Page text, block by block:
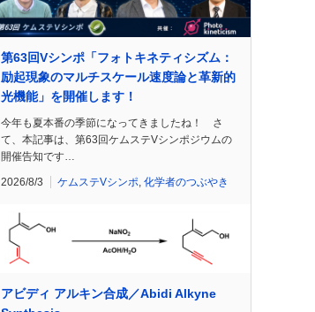
第63回Vシンポ「フォトキネティシズム：
励起現象のマルチスケール速度論と革新的
光機能」を開催します！
今年も夏本番の季節になってきましたね！ さ
て、本記事は、第63回ケムステVシンポジウムの
開催告知です…
2026/8/3 ケムステVシンポ 化学者のつぶやき
アビディ アルキン合成／Abidi Alkyne